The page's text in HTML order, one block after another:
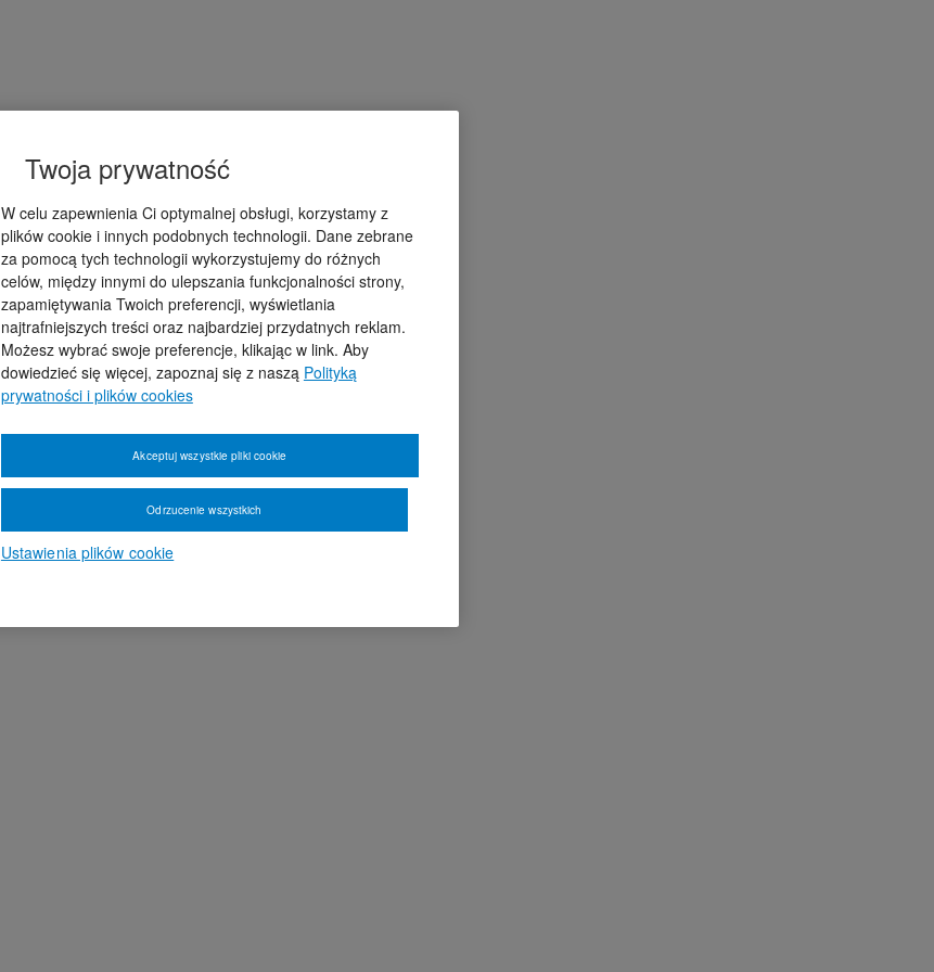
Twoja prywatność
W celu zapewnienia Ci optymalnej obsługi, korzystamy z
plików cookie i innych podobnych technologii. Dane zebrane
za pomocą tych technologii wykorzystujemy do różnych
celów, między innymi do ulepszania funkcjonalności strony,
zapamiętywania Twoich preferencji, wyświetlania
najtrafniejszych treści oraz najbardziej przydatnych reklam.
Możesz wybrać swoje preferencje, klikając w link. Aby
dowiedzieć się więcej, zapoznaj się z naszą Polityką
prywatności i plików cookies
Ustawienia plików cookie
Odrzucenie wszystkich
Akceptuj wszystkie pliki cookie